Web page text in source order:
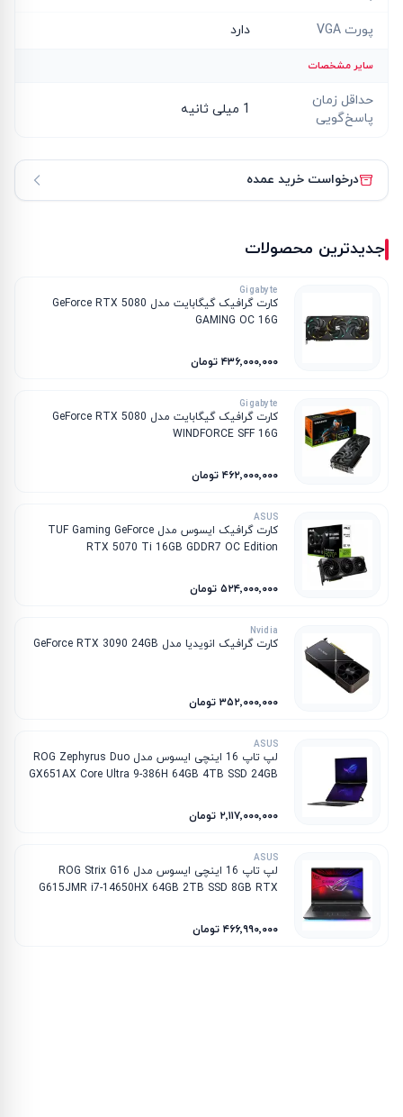
پورت VGA دارد
سایر مشخصات
حداقل زمان
پاسخ‌گویی
1 میلی ثانیه
درخواست خرید عمده
جدیدترین محصولات
Gigabyte
کارت گرافیک گیگابایت مدل GeForce RTX 5080
GAMING OC 16G
۴۳۶٬۰۰۰٬۰۰۰ تومان
Gigabyte
کارت گرافیک گیگابایت مدل GeForce RTX 5080
WINDFORCE SFF 16G
۴۶۲٬۰۰۰٬۰۰۰ تومان
ASUS
کارت گرافیک ایسوس مدل TUF Gaming GeForce
RTX 5070 Ti 16GB GDDR7 OC Edition
۵۲۴٬۰۰۰٬۰۰۰ تومان
Nvidia
کارت گرافیک انویدیا مدل GeForce RTX 3090 24GB
۳۵۲٬۰۰۰٬۰۰۰ تومان
ASUS
لپ تاپ 16 اینچی ایسوس مدل ROG Zephyrus Duo
GX651AX Core Ultra 9-386H 64GB 4TB SSD 24GB
۲٬۱۱۷٬۰۰۰٬۰۰۰ تومان
ASUS
لپ تاپ 16 اینچی ایسوس مدل ROG Strix G16
G615JMR i7-14650HX 64GB 2TB SSD 8GB RTX
۴۶۶٬۹۹۰٬۰۰۰ تومان